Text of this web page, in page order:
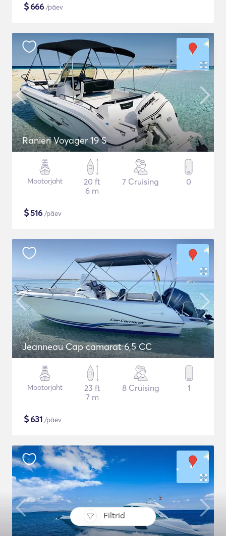
Filtrid
$666 /päev
Ranieri Voyager 19 S
Mootorjaht
20 ft
6 m
7 Cruising 0
$516 /päev
Jeanneau Cap camarat 6,5 CC
Mootorjaht
23 ft
7 m
8 Cruising 1
$631 /päev